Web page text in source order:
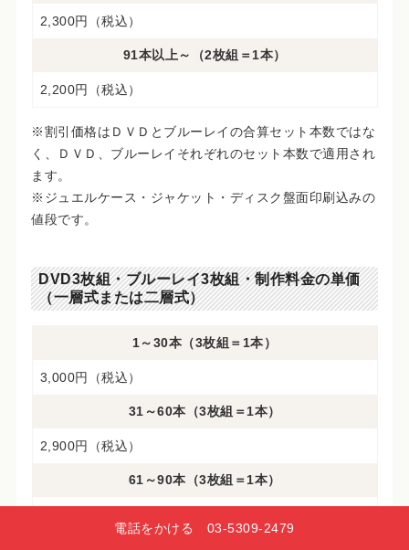
2,300円（税込）
91本以上～（2枚組＝1本）
2,200円（税込）
※割引価格はＤＶＤとブルーレイの合算セット本数ではな
く、ＤＶＤ、ブルーレイそれぞれのセット本数で適用され
ます。
※ジュエルケース・ジャケット・ディスク盤面印刷込みの
値段です。
DVD3枚組・ブルーレイ3枚組・制作料金の単価
（一層式または二層式）
1～30本（3枚組＝1本）
3,000円（税込）
31～60本（3枚組＝1本）
2,900円（税込）
61～90本（3枚組＝1本）
電話をかける 03‑5309‑2479